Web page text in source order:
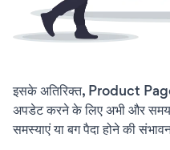
इसके अतिरिक्त, Product
अपडेट करने के लिए अभी और
समस्याएं या बग पैदा होने की